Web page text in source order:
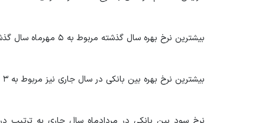
بیشترین نرخ بهره سال گذشته مربوط به ۵ مهرماه سال گذشته بوده که به نرخ ۲۳.۸ درصد رسیده بود.
بیشترین نرخ بهره بین بانکی در سال جاری نیز مربوط به ۳ مردادماه، ۲۳.۶۸ درصد بوده است.